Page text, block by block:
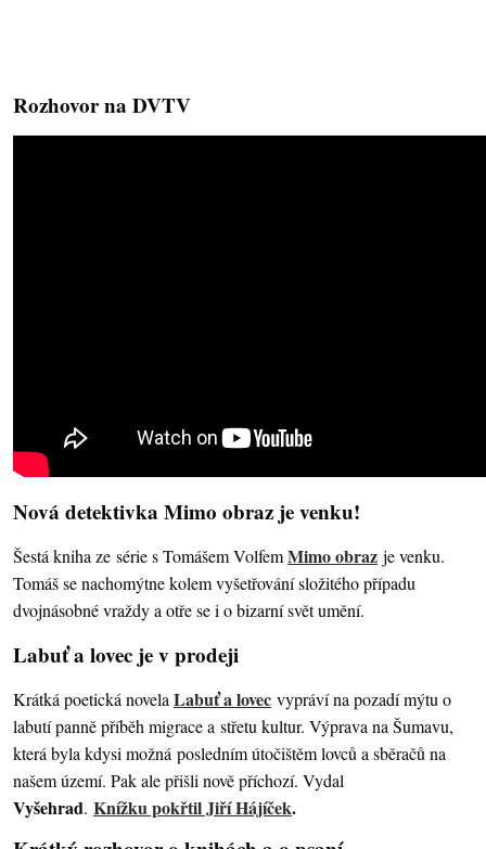
Rozhovor na DVTV
Nová detektivka Mimo obraz je venku!
Šestá kniha ze série s Tomášem VolfemMimo obraz je venku.
Tomáš se nachomýtne kolem vyšetřování složitého případu
dvojnásobné vraždy a otře se i o bizarní svět umění.
Labuť a lovec je v prodeji
Krátká poetická novelaLabuť a lovec vypráví na pozadí mýtu o
labutí panně příběh migrace a střetu kultur. Výprava na Šumavu,
která byla kdysi možná posledním útočištěm lovců a sběračů na
našem území. Pak ale přišli nově příchozí. Vydal
Vyšehrad. Knížku pokřtil Jiří Hájíček.